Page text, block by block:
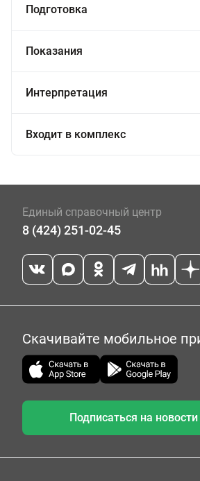
Подготовка
Показания
Интерпретация
Входит в комплекс
Единый справочный центр
8 (424) 251-02-45
Скачивайте мобильное
Подписаться на